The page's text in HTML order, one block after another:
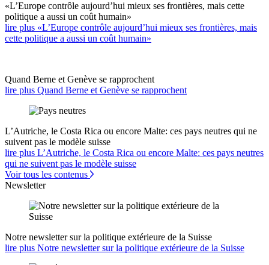
«L’Europe contrôle aujourd’hui mieux ses frontières, mais cette
politique a aussi un coût humain»
lire plus «L’Europe contrôle aujourd’hui mieux ses frontières, mais
cette politique a aussi un coût humain»
Quand Berne et Genève se rapprochent
lire plus Quand Berne et Genève se rapprochent
L’Autriche, le Costa Rica ou encore Malte: ces pays neutres qui ne
suivent pas le modèle suisse
lire plus L’Autriche, le Costa Rica ou encore Malte: ces pays neutres
qui ne suivent pas le modèle suisse
Voir tous les contenus
Newsletter
Notre newsletter sur la politique extérieure de la Suisse
lire plus Notre newsletter sur la politique extérieure de la Suisse